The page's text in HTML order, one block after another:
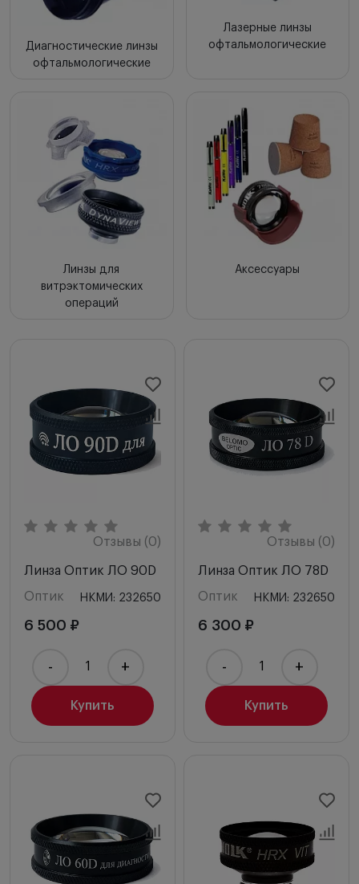
Диагностические линзы
офтальмологические
Лазерные линзы
офтальмологические
Линзы для
витрэктомических
операций
Аксессуары
Отзывы (0)
Линза Оптик ЛО 90D
Оптик
НКМИ: 232650
6 500 ₽
Купить
- +
Отзывы (0)
Линза Оптик ЛО 78D
Оптик
НКМИ: 232650
6 300 ₽
Купить
- +